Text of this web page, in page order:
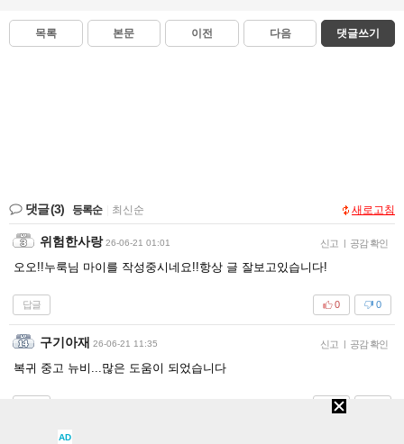
목록 본문 이전 다음 댓글쓰기
댓글(3) 등록순 최신순 새로고침
위험한사랑 26-06-21 01:01 신고 | 공감 확인
오오!!누룩님 마이를 작성중시네요!!항상 글 잘보고있습니다!
답글 0
0
구기아재 26-06-21 11:35 신고 | 공감 확인
복귀 중고 뉴비...많은 도움이 되었습니다
0
AD